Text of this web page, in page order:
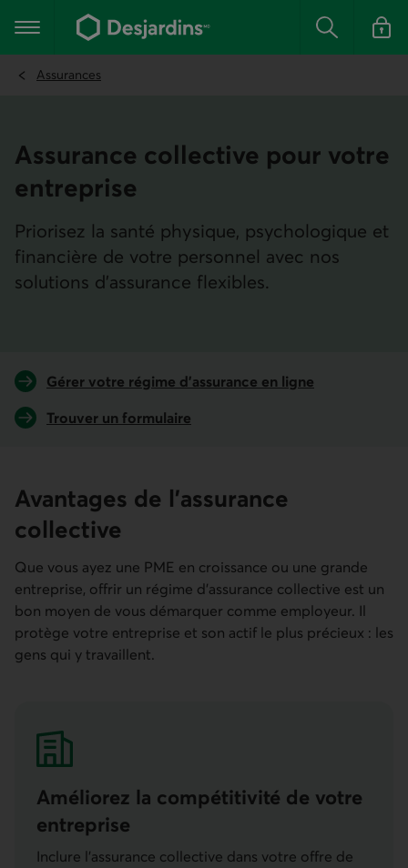
contenu
Menu principal Rechercher
Se
Assurances
Assurance collective pour votre
entreprise
Priorisez la santé physique, psychologique et
financière de votre personnel avec nos
solutions d’assurance flexibles.
Gérer votre régime d’assurance en ligne
Trouver un formulaire
Avantages de l’assurance
collective
Que vous ayez une PME en croissance ou une grande
entreprise, offrir un régime d’assurance collective est un
bon moyen de vous démarquer comme employeur. Il
protège votre entreprise et son actif le plus précieux : les
gens qui y travaillent.
Améliorez la compétiti­vité de votre
entreprise
Inclure l’assurance collective dans votre offre de